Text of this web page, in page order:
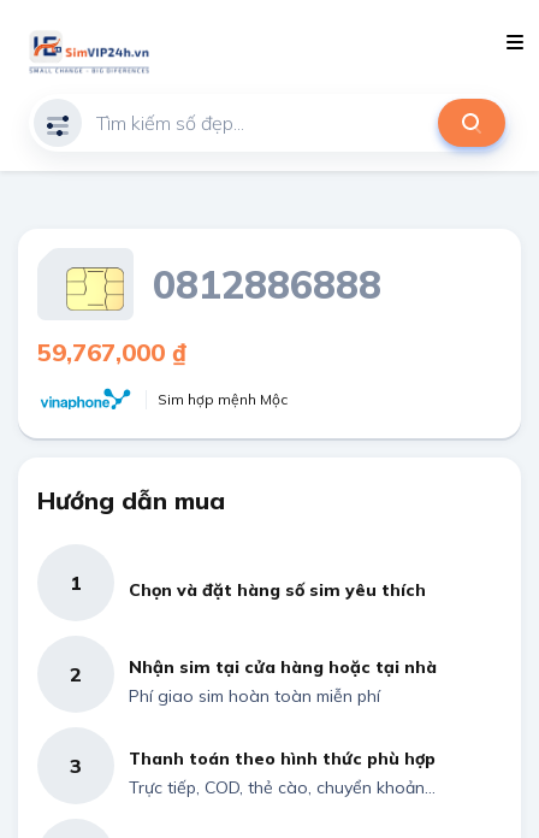
0812886888
59,767,000 ₫
Sim hợp mệnh Mộc
Hướng dẫn mua
1 Chọn và đặt hàng số sim yêu thích
2
Nhận sim tại cửa hàng hoặc tại nhà
Phí giao sim hoàn toàn miễn phí
3
Thanh toán theo hình thức phù hợp
Trực tiếp, COD, thẻ cào, chuyển khoản...